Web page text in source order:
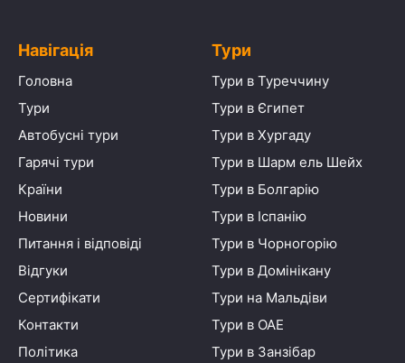
Навігація
Головна
Тури
Автобусні тури
Гарячі тури
Країни
Новини
Питання і відповіді
Відгуки
Сертифікати
Контакти
Політика
Тури
Тури в Туреччину
Тури в Єгипет
Тури в Хургаду
Тури в Шарм ель Шейх
Тури в Болгарію
Тури в Іспанію
Тури в Чорногорію
Тури в Домінікану
Тури на Мальдіви
Тури в ОАЕ
Тури в Занзібар